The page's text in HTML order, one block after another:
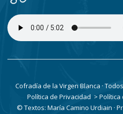
Cofradía de la Virgen Blanca ·
Política de Privacidad > Política
© Textos: María Camino Urdiain ·